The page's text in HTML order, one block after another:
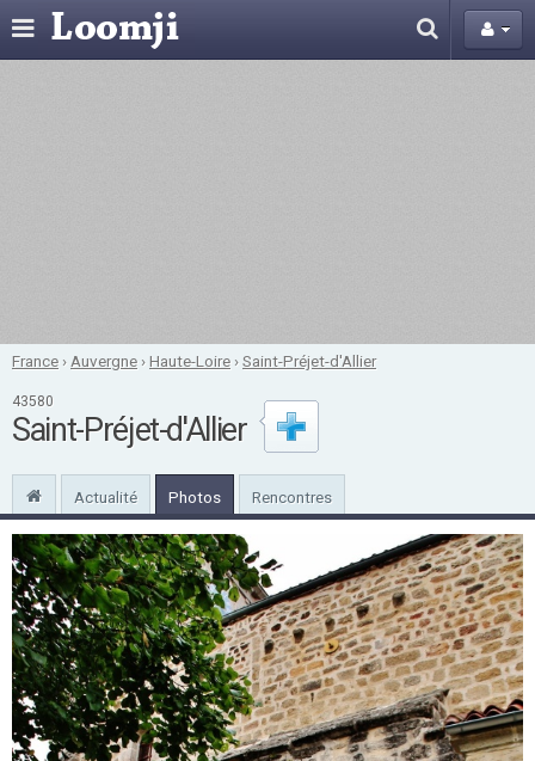
France › Auvergne ›Haute-Loire ›Saint-Préjet-d'Allier
43580
Saint-Préjet-d'Allier
Actualité Photos Rencontres